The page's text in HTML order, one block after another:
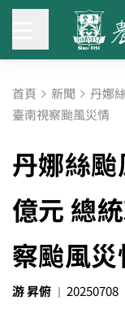
首頁 新聞 丹娜
臺南視察颱風災情
丹娜絲
億元 總
察颱風
游 昇俯 20250708